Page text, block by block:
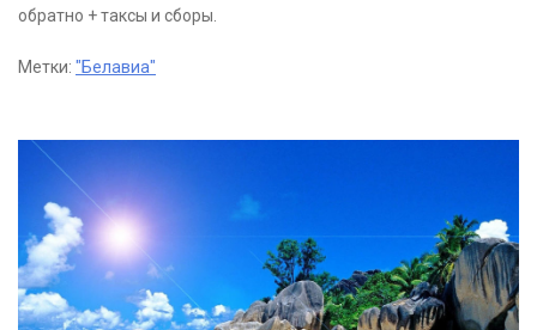
обратно + таксы и сборы.
Метки: "Белавиа"